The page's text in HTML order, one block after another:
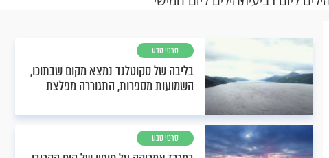
סרטי טבע
בליבה של סקוטלנד נמצא מקום שבתוכו,
השמועות מספרות, התגוררה מפלצת
סרטי טבע